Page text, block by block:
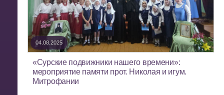
04.08.2025
«Сурские подвижники нашего времени»:
мероприятие памяти прот. Николая и игум.
Митрофании